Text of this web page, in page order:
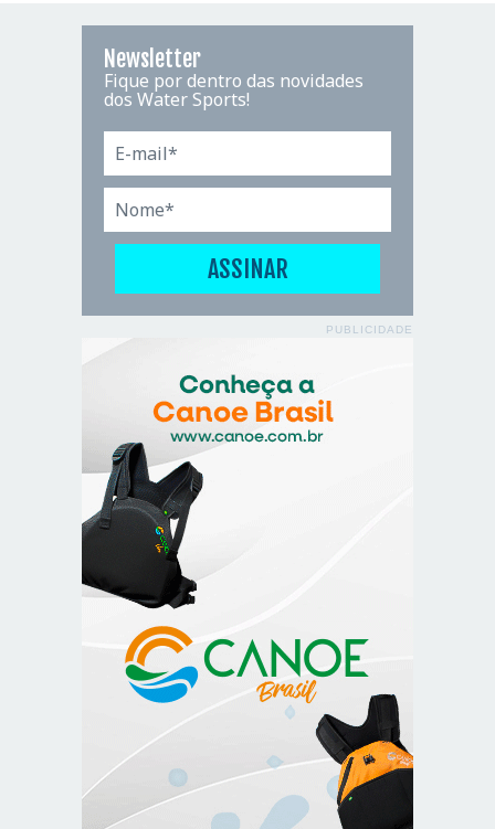
Newsletter
Fique por dentro das novidades
dos Water Sports!
PUBLICIDADE